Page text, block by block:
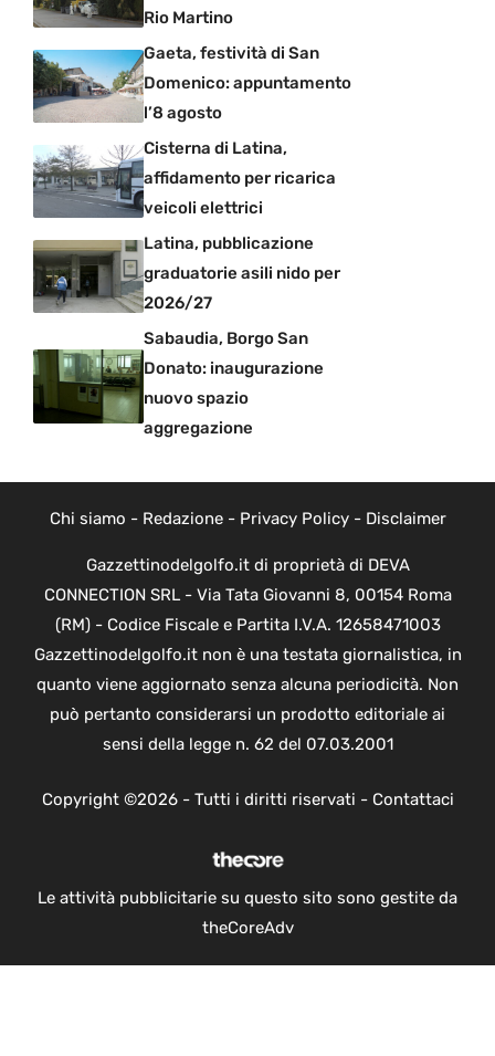
Rio Martino
Gaeta, festività di San
Domenico: appuntamento
l’8 agosto
Cisterna di Latina,
affidamento per ricarica
veicoli elettrici
Latina, pubblicazione
graduatorie asili nido per
2026/27
Sabaudia, Borgo San
Donato: inaugurazione
nuovo spazio
aggregazione
Chi siamo - Redazione- Privacy Policy- Disclaimer
Gazzettinodelgolfo.it di proprietà di DEVA
CONNECTION SRL - Via Tata Giovanni 8, 00154 Roma
(RM) - Codice Fiscale e Partita I.V.A. 12658471003
Gazzettinodelgolfo.it non è una testata giornalistica, in
quanto viene aggiornato senza alcuna periodicità. Non
può pertanto considerarsi un prodotto editoriale ai
sensi della legge n. 62 del 07.03.2001
Copyright ©2026 - Tutti i diritti riservati - Contattaci
Le attività pubblicitarie su questo sito sono gestite da
theCoreAdv